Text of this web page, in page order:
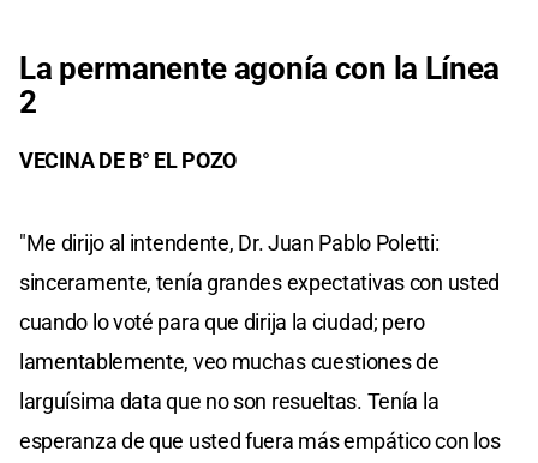
La permanente agonía con la Línea
2
VECINA DE B° EL POZO
"Me dirijo al intendente, Dr. Juan Pablo Poletti:
sinceramente, tenía grandes expectativas con usted
cuando lo voté para que dirija la ciudad; pero
lamentablemente, veo muchas cuestiones de
larguísima data que no son resueltas. Tenía la
esperanza de que usted fuera más empático con los